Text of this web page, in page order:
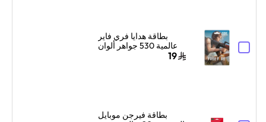
بطاقة هدايا فري فاير
عالمية 530 جواهر ألوان
19
بطاقة فيرجن موبايل